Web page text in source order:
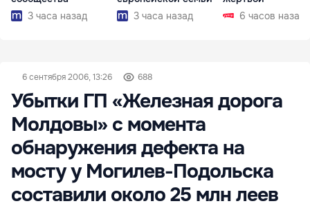
3 часа назад
3 часа назад
6 часов назад
6 сентября 2006, 13:26 688
Убытки ГП «Железная дорога
Молдовы» с момента
обнаружения дефекта на
мосту у Могилев-Подольска
составили около 25 млн леев